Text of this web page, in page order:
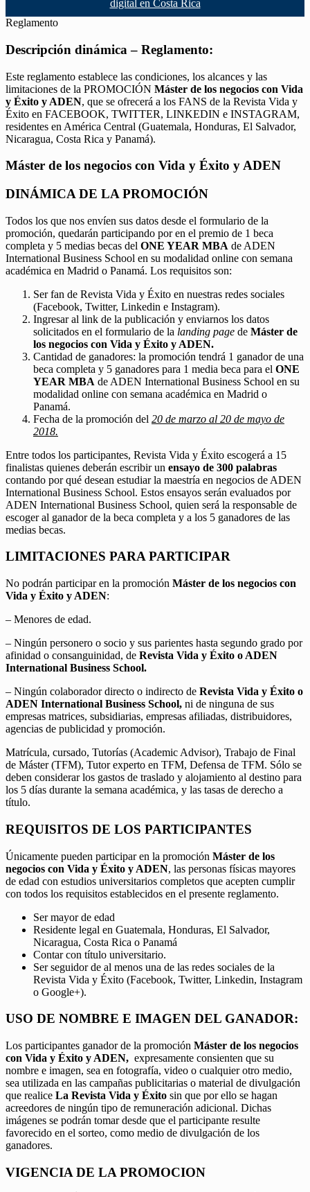
digital en Costa Rica
Reglamento
Descripción dinámica – Reglamento:
Este reglamento establece las condiciones, los alcances y las
limitaciones de la PROMOCIÓN Máster de los negocios con Vida
y Éxito y ADEN, que se ofrecerá a los FANS de la Revista Vida y
Éxito en FACEBOOK, TWITTER, LINKEDIN e INSTAGRAM,
residentes en América Central (Guatemala, Honduras, El Salvador,
Nicaragua, Costa Rica y Panamá).
Máster de los negocios con Vida y Éxito y ADEN
DINÁMICA DE LA PROMOCIÓN
Todos los que nos envíen sus datos desde el formulario de la
promoción, quedarán participando por en el premio de 1 beca
completa y 5 medias becas del ONE YEAR MBA de ADEN
International Business School en su modalidad online con semana
académica en Madrid o Panamá. Los requisitos son:
Ser fan de Revista Vida y Éxito en nuestras redes sociales
(Facebook, Twitter, Linkedin e Instagram).
Ingresar al link de la publicación y enviarnos los datos
solicitados en el formulario de la landing page de Máster de
los negocios con Vida y Éxito y ADEN.
Cantidad de ganadores: la promoción tendrá 1 ganador de una
beca completa y 5 ganadores para 1 media beca para el ONE
YEAR MBA de ADEN International Business School en su
modalidad online con semana académica en Madrid o
Panamá.
Fecha de la promoción del 20 de marzo al 20 de mayo de
2018.
Entre todos los participantes, Revista Vida y Éxito escogerá a 15
finalistas quienes deberán escribir un ensayo de 300 palabras
contando por qué desean estudiar la maestría en negocios de ADEN
International Business School. Estos ensayos serán evaluados por
ADEN International Business School, quien será la responsable de
escoger al ganador de la beca completa y a los 5 ganadores de las
medias becas.
LIMITACIONES PARA PARTICIPAR
No podrán participar en la promoción Máster de los negocios con
Vida y Éxito y ADEN:
– Menores de edad.
– Ningún personero o socio y sus parientes hasta segundo grado por
afinidad o consanguinidad, de Revista Vida y Éxito o ADEN
International Business School.
– Ningún colaborador directo o indirecto de Revista Vida y Éxito o
ADEN International Business School, ni de ninguna de sus
empresas matrices, subsidiarias, empresas afiliadas, distribuidores,
agencias de publicidad y promoción.
Matrícula, cursado, Tutorías (Academic Advisor), Trabajo de Final
de Máster (TFM), Tutor experto en TFM, Defensa de TFM. Sólo se
deben considerar los gastos de traslado y alojamiento al destino para
los 5 días durante la semana académica, y las tasas de derecho a
título.
REQUISITOS DE LOS PARTICIPANTES
Únicamente pueden participar en la promoción Máster de los
negocios con Vida y Éxito y ADEN, las personas físicas mayores
de edad con estudios universitarios completos que acepten cumplir
con todos los requisitos establecidos en el presente reglamento.
Ser mayor de edad
Residente legal en Guatemala, Honduras, El Salvador,
Nicaragua, Costa Rica o Panamá
Contar con título universitario.
Ser seguidor de al menos una de las redes sociales de la
Revista Vida y Éxito (Facebook, Twitter, Linkedin, Instagram
o Google+).
USO DE NOMBRE E IMAGEN DEL GANADOR:
Los participantes ganador de la promoción Máster de los negocios
con Vida y Éxito y ADEN, expresamente consienten que su
nombre e imagen, sea en fotografía, video o cualquier otro medio,
sea utilizada en las campañas publicitarias o material de divulgación
que realice La Revista Vida y Éxito sin que por ello se hagan
acreedores de ningún tipo de remuneración adicional. Dichas
imágenes se podrán tomar desde que el participante resulte
favorecido en el sorteo, como medio de divulgación de los
ganadores.
VIGENCIA DE LA PROMOCION